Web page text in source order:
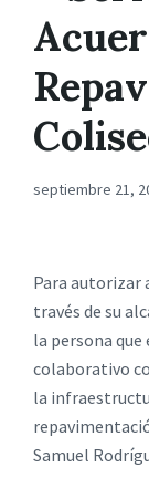
septiembre 21,
Para autorizar
través de su
la persona que
colaborativo
la
Samuel